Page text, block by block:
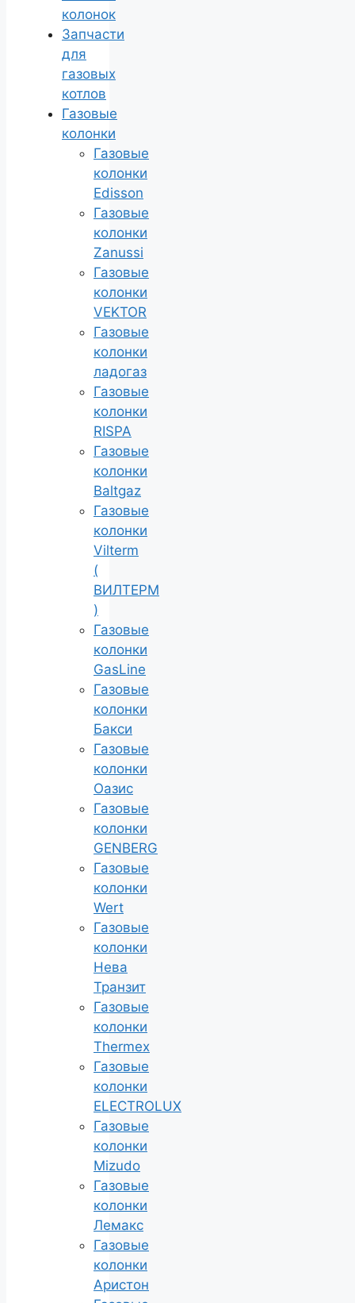
колонок
Запчасти
для
газовых
котлов
Газовые
колонки
Газовые
колонки
Edisson
Газовые
колонки
Zanussi
Газовые
колонки
VEKTOR
Газовые
колонки
ладогаз
Газовые
колонки
RISPA
Газовые
колонки
Baltgaz
Газовые
колонки
Vilterm
(
ВИЛТЕРМ
)
Газовые
колонки
GasLine
Газовые
колонки
Бакси
Газовые
колонки
Оазис
Газовые
колонки
GENBERG
Газовые
колонки
Wert
Газовые
колонки
Нева
Транзит
Газовые
колонки
Thermex
Газовые
колонки
ELECTROLUX
Газовые
колонки
Mizudo
Газовые
колонки
Лемакс
Газовые
колонки
Аристон